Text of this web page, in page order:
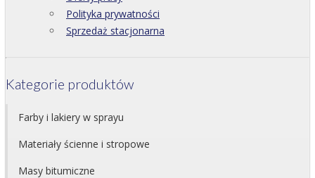
Polityka prywatności
Sprzedaż stacjonarna
Kategorie produktów
Farby i lakiery w sprayu
Materiały ścienne i stropowe
Masy bitumiczne